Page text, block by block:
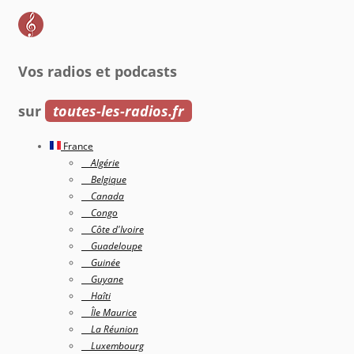
Vos radios et podcasts
sur toutes-les-radios.fr
France
Algérie
Belgique
Canada
Congo
Côte d'Ivoire
Guadeloupe
Guinée
Guyane
Haîti
Île Maurice
La Réunion
Luxembourg